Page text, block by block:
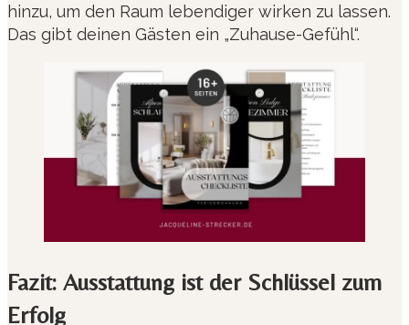
hinzu, um den Raum lebendiger wirken zu lassen.
Das gibt deinen Gästen ein „Zuhause-Gefühl“.
Fazit: Ausstattung ist der Schlüssel zum
Erfolg